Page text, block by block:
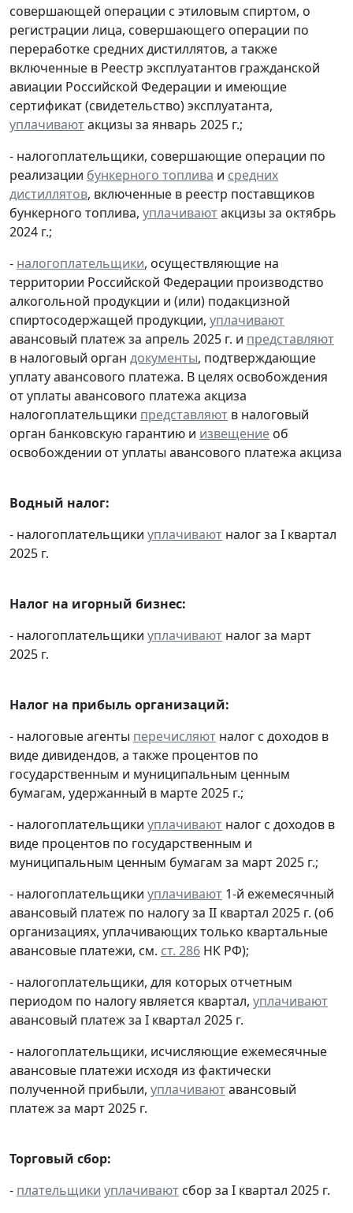
совершающей операции с этиловым спиртом, о
регистрации лица, совершающего операции по
переработке средних дистиллятов, а также
включенные в Реестр эксплуатантов гражданской
авиации Российской Федерации и имеющие
сертификат (свидетельство) эксплуатанта,
уплачиваютакцизы за январь 2025 г.;
- налогоплательщики, совершающие операции по
реализации бункерного топлива и средних
дистиллятов, включенные в реестр поставщиков
бункерного топлива, уплачиваютакцизы за октябрь
2024 г.;
- налогоплательщики, осуществляющие на
территории Российской Федерации производство
алкогольной продукции и (или) подакцизной
спиртосодержащей продукции, уплачивают
авансовый платеж за апрель 2025 г. и представляют
в налоговый орган документы, подтверждающие
уплату авансового платежа. В целях освобождения
от уплаты авансового платежа акциза
налогоплательщики представляют в налоговый
орган банковскую гарантию и извещение об
освобождении от уплаты авансового платежа акциза
Водный налог:
- налогоплательщики уплачивают налог за I квартал
2025 г.
Налог на игорный бизнес:
- налогоплательщики уплачивают налог за март
2025 г.
Налог на прибыль организаций:
- налоговые агенты перечисляют налог с доходов в
виде дивидендов, а также процентов по
государственным и муниципальным ценным
бумагам, удержанный в марте 2025 г.;
- налогоплательщики уплачивают налог с доходов в
виде процентов по государственным и
муниципальным ценным бумагам за март 2025 г.;
- налогоплательщики уплачивают 1-й ежемесячный
авансовый платеж по налогу за II квартал 2025 г. (об
организациях, уплачивающих только квартальные
авансовые платежи, см. ст. 286 НК РФ);
- налогоплательщики, для которых отчетным
периодом по налогу является квартал, уплачивают
авансовый платеж за I квартал 2025 г.
- налогоплательщики, исчисляющие ежемесячные
авансовые платежи исходя из фактически
полученной прибыли, уплачиваютавансовый
платеж за март 2025 г.
Торговый сбор:
- плательщики уплачивают сбор за I квартал 2025 г.